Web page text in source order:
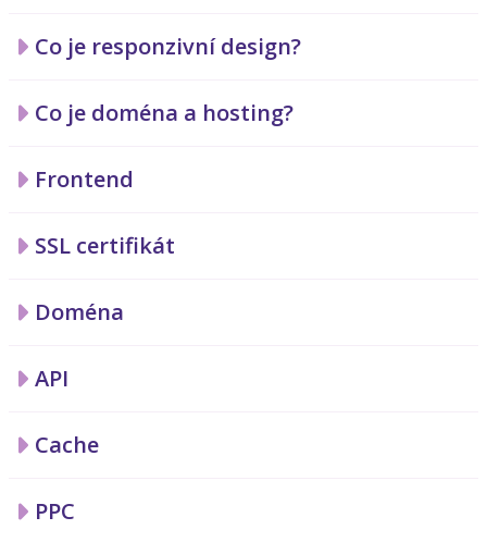
Co je responzivní design?
Co je doména a hosting?
Frontend
SSL certifikát
Doména
API
Cache
PPC